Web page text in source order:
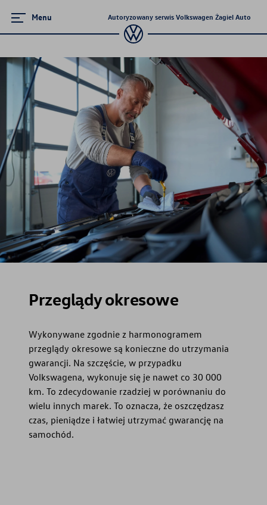
Menu Autoryzowany serwis Volkswagen Żagiel Auto
Serwis
Serwis mechaniczny
Serwis blacharsko-lakierniczy
Oferty sezonowe
Pakiety przeglądów okresowych
Gwarancja Mobilności
Ochrona pogwarancyjna
Program 4Service
Przeglądy okresowe
Wykonywane zgodnie z harmonogramem
przeglądy okresowe są konieczne do utrzymania
gwarancji. Na szczęście, w przypadku
Volkswagena, wykonuje się je nawet co 30 000
km. To zdecydowanie rzadziej w porównaniu do
wielu innych marek. To oznacza, że oszczędzasz
czas, pieniądze i łatwiej utrzymać gwarancję na
samochód.